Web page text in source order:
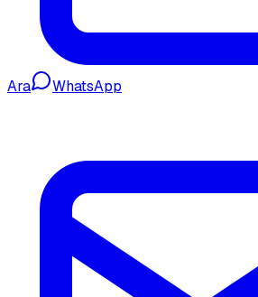
Ara WhatsApp